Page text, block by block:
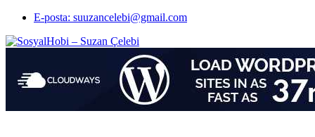
E-posta: suuzancelebi@gmail.com